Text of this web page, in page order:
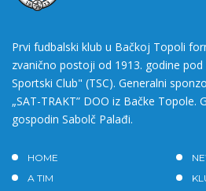
Prvi fudbalski klub u Bačkoj Topoli
zvanično postoji od 1913. godine
Sportski Club" (TSC). Generalni
„SAT-TRAKT” DOO iz Bačke Topole.
gospodin Sabolč Palađi.
HOME
A TIM